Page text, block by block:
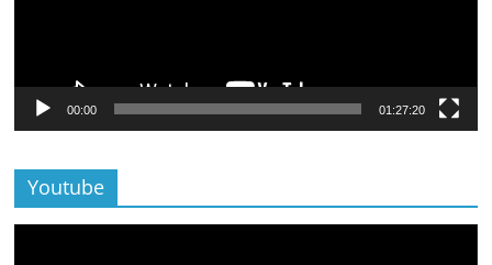
00:00 01:27:20
Youtube